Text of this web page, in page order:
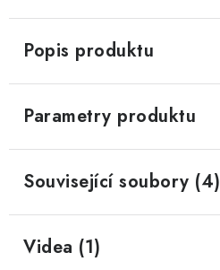
Popis produktu
Parametry produktu
Související soubory (4)
Videa (1)